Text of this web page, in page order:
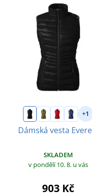
+1
Dámská vesta
SKLADEM
v pondělí 10. 8. u vás
903 Kč